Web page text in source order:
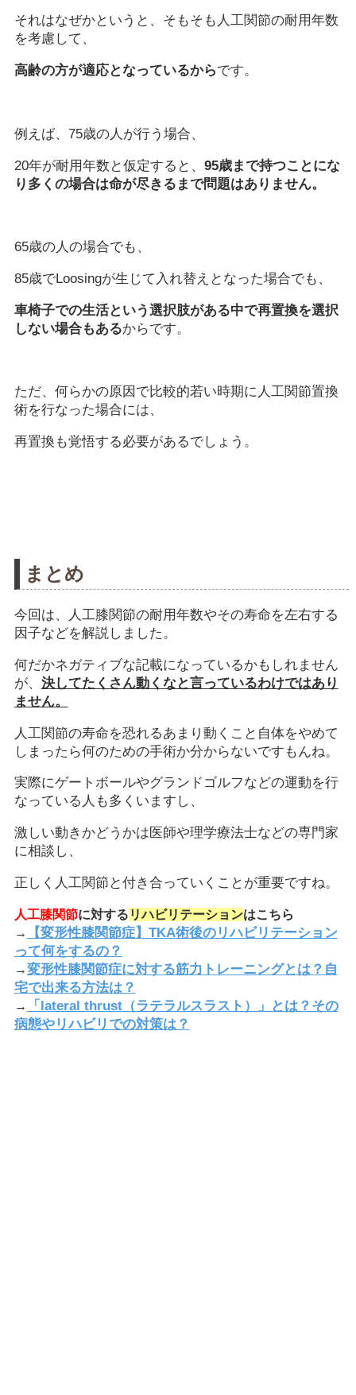
それはなぜかというと、そもそも人工関節の耐用年数
を考慮して、
高齢の方が適応となっているからです。
例えば、75歳の人が行う場合、
20年が耐用年数と仮定すると、 95歳まで持つことにな
り多くの場合は命が尽きるまで問題はありません。
65歳の人の場合でも、
85歳でLoosingが生じて入れ替えとなった場合でも、
車椅子での生活という選択肢がある中で再置換を選択
しない場合もあるからです。
ただ、何らかの原因で比較的若い時期に人工関節置換
術を行なった場合には、
再置換も覚悟する必要があるでしょう。
まとめ
今回は、人工膝関節の耐用年数やその寿命を左右する
因子などを解説しました。
何だかネガティブな記載になっているかもしれません
が、 決してたくさん動くなと言っているわけではあり
ません。
人工関節の寿命を恐れるあまり動くこと自体をやめて
しまったら何のための手術か分からないですもんね。
実際にゲートボールやグランドゴルフなどの運動を行
なっている人も多くいますし、
激しい動きかどうかは医師や理学療法士などの専門家
に相談し、
正しく人工関節と付き合っていくことが重要ですね。
人工膝関節に対する リハビリテーションはこちら
→
【変形性膝関節症】TKA術後のリハビリテーション
って何をするの？
→変形性膝関節症に対する筋力トレーニングとは？自
宅で出来る方法は？
→
「lateral thrust（ラテラルスラスト）」とは？その
病態やリハビリでの対策は？